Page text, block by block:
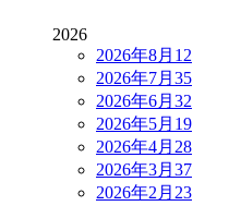
2026
2026年8月 12
2026年7月 35
2026年6月 32
2026年5月 19
2026年4月 28
2026年3月 37
2026年2月 23